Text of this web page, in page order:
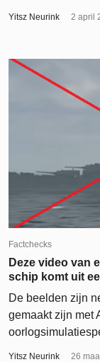
Yitsz Neurink 2 april
Factchecks
Deze video van
schip komt uit
De beelden zijn
gemaakt zijn met
Yitsz Neurink 26